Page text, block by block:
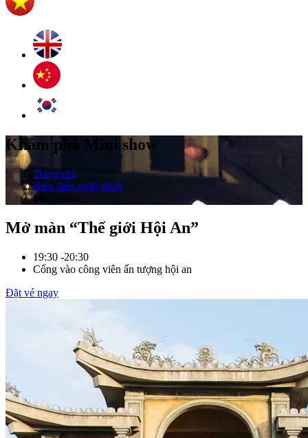
Khám phá Mini show
Trang chủ
Biểu diễn nghệ thuật
Mini show
Mở màn “Thế giới Hội An”
19:30 -20:30
Cổng vào công viên ấn tượng hội an
Đặt vé ngay